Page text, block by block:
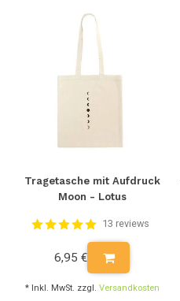
Tragetasche mit Aufdruck
Moon - Lotus
13 reviews
6,95 €
* Inkl. MwSt. zzgl. Versandkosten